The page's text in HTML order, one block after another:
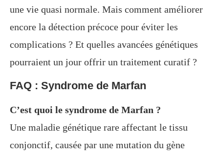
une vie quasi normale. Mais comment améliorer
encore la détection précoce pour éviter les
complications ? Et quelles avancées génétiques
pourraient un jour offrir un traitement curatif ?
FAQ : Syndrome de Marfan
C’est quoi le syndrome de Marfan ?
Une maladie génétique rare affectant le tissu
conjonctif, causée par une mutation du gène